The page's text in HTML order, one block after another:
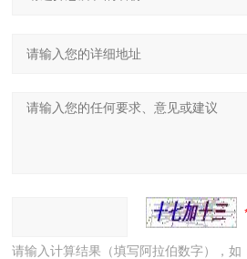
请输入计算结果（填写阿拉伯数字），如